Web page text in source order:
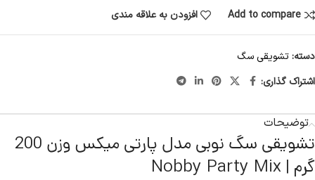
Add to compare
افزودن به علاقه مندی
دسته:تشویقی سگ
اشتراک گذاری:
توضیحات
تشویقی سگ نوبی مدل پارتی میکس وزن 200
گرم | Nobby Party Mix